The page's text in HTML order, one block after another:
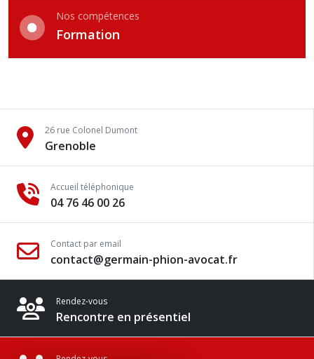
Nos compétences
Formation
26 rue Colonel Dumont
Grenoble
Accueil téléphonique
04 76 46 00 26
Contact par email
contact@germain-phion-avocat.fr
Rendez-vous
Rencontre en présentiel